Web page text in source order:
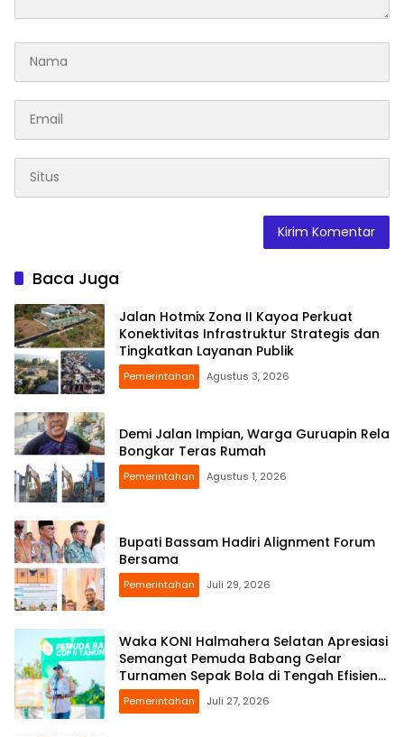
Baca Juga
Jalan Hotmix Zona II Kayoa Perkuat
Konektivitas Infrastruktur Strategis dan
Tingkatkan Layanan Publik
Pemerintahan Agustus 3, 2026
Demi Jalan Impian, Warga Guruapin Rela
Bongkar Teras Rumah
Pemerintahan Agustus 1, 2026
Bupati Bassam Hadiri Alignment Forum
Bersama
Pemerintahan Juli 29, 2026
Waka KONI Halmahera Selatan Apresiasi
Semangat Pemuda Babang Gelar
Turnamen Sepak Bola di Tengah Efisiensi
Anggaran
Pemerintahan Juli 27, 2026